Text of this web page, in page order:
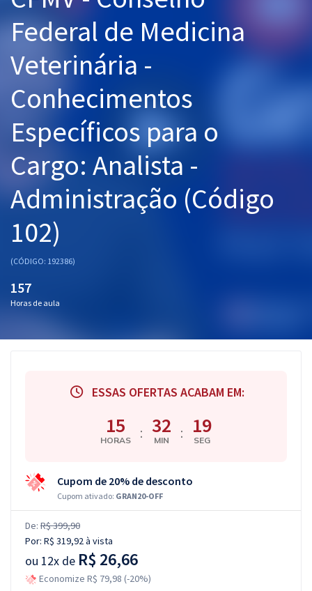
Graduação
Mentorias
Questões grátis
Conteúdo gratuito
Blog
Aprovados
Atendimento
Federal de Medicina
Veterinária -
Conhecimentos
Específicos para o
Cargo: Analista -
Administração (Código
102)
(CÓDIGO: 192386)
157
Horas de aula
ESSAS OFERTAS ACABAM EM:
15
HORAS : 32
MIN : 18
SEG
Cupom de 20% de desconto
Cupom ativado: GRAN20-OFF
De: R$ 399,90
Por: R$ 319,92à vista
ou 12x de R$ 26,66
Economize R$ 79,98 (-20%)